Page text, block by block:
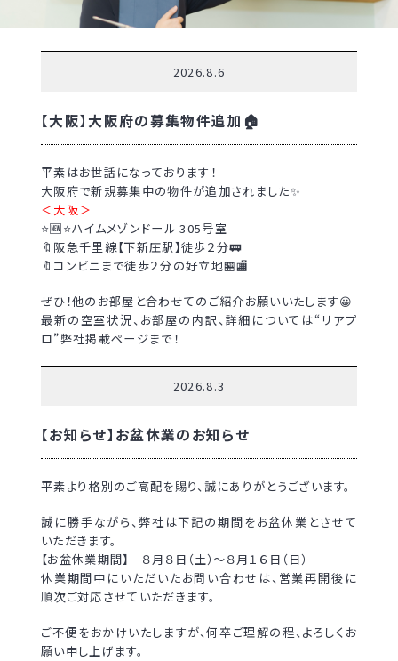
2026.8.6
【大阪】大阪府の募集物件追加🏠
平素はお世話になっております！
大阪府で新規募集中の物件が追加されました✨
＜大阪＞
⭐🆕⭐ハイムメゾンドール 305号室
🔖阪急千里線【下新庄駅】徒歩２分🚃
🔖コンビニまで徒歩２分の好立地🏪🏬
ぜひ！他のお部屋と合わせてのご紹介お願いいたします😀
最新の空室状況、お部屋の内訳、詳細については“リアプ
ロ”弊社掲載ページまで！
2026.8.3
【お知らせ】お盆休業のお知らせ
平素より格別のご高配を賜り、誠にありがとうございます。
誠に勝手ながら、弊社は下記の期間をお盆休業とさせて
いただきます。
【お盆休業期間】 ８月８日（土）～８月１６日（日）
休業期間中にいただいたお問い合わせは、営業再開後に
順次ご対応させていただきます。
ご不便をおかけいたしますが、何卒ご理解の程、よろしくお
願い申し上げます。